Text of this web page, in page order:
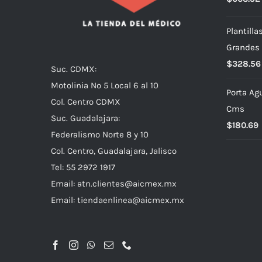
Suc. CDMX:
Motolinia No 5 Local 6 al 10
Col. Centro CDMX
Suc. Guadalajara:
Federalismo Norte 8 y 10
Col. Centro, Guadalajara, Jalisco
Tel: 55 2972 1917
Email: atn.clientes@aicmex.mx
Email: tiendaenlinea@aicmex.mx
Grandes
$328.56
Porta
Cms
$180.69